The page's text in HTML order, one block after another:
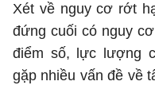
Xét về nguy cơ rớt
đứng cuối có nguy
điểm số, lực lượng
gặp nhiều vấn đề về